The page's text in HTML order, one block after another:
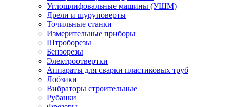
Углошлифовальные машины (УШМ)
Дрели и шуруповерты
Точильные станки
Измерительные приборы
Штроборезы
Бензорезы
Электроотвертки
Аппараты для сварки пластиковых труб
Лобзики
Вибраторы строительные
Рубанки